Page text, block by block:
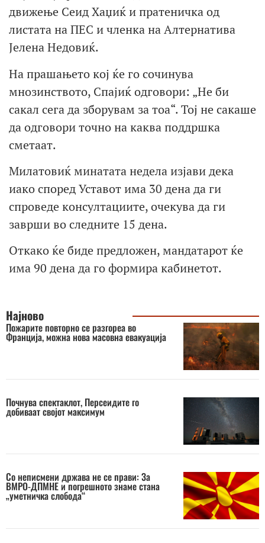
движење Сеид Хаџиќ и пратеничка од
листата на ПЕС и членка на Алтернатива
Јелена Недовиќ.
На прашањето кој ќе го сочинува
мнозинството, Спајиќ одговори: „Не би
сакал сега да зборувам за тоа“. Тој не сакаше
да одговори точно на каква поддршка
сметаат.
Милатовиќ минатата недела изјави дека
иако според Уставот има 30 дена да ги
спроведе консултациите, очекува да ги
заврши во следните 15 дена.
Откако ќе биде предложен, мандатарот ќе
има 90 дена да го формира кабинетот.
Најново
Пожарите повторно се разгореа во
Франција, можна нова масовна евакуација
Почнува спектаклот, Персеидите го
добиваат својот максимум
Со неписмени држава не се прави: За
ВМРО-ДПМНЕ и погрешното знаме стана
„уметничка слобода“